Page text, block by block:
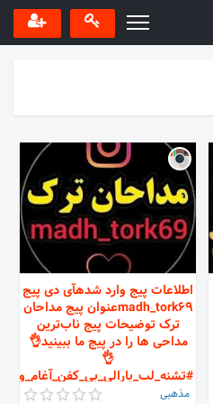
اطلاعات پیج وارد شدهآی دی پیج
madh_tork69عنوان پیج مداحان
ترک توضیحات پیج ناب‌ترین
مداحی ها را در پیج ما ببینید👌
👌
👈دایرکت_📥
مذهبی